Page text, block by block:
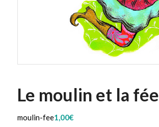
Le moulin et la fée
moulin-fee1,00€